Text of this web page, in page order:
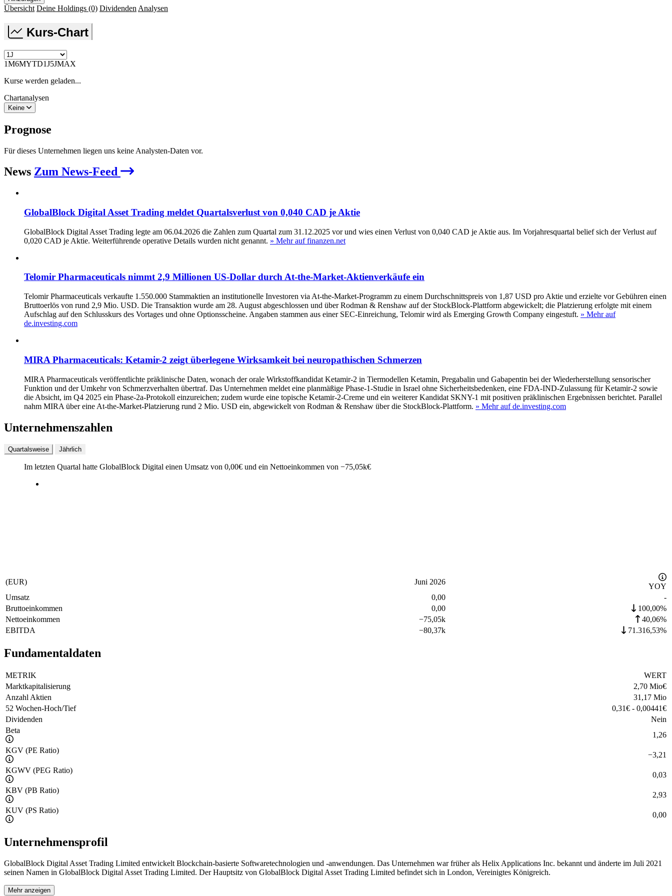
Übersicht Deine Holdings (0) Dividenden Analysen
Kurs-Chart
1M6MYTD1J5JMAX
Kurse werden geladen...
Chartanalysen
Keine
Prognose
Für dieses Unternehmen liegen uns keine Analysten-Daten vor.
News Zum News-Feed
GlobalBlock Digital Asset Trading meldet Quartalsverlust von 0,040 CAD je Aktie
GlobalBlock Digital Asset Trading legte am 06.04.2026 die Zahlen zum Quartal zum 31.12.2025 vor und wies einen Verlust von 0,040 CAD je Aktie aus. Im Vorjahresquartal belief sich der Verlust auf
0,020 CAD je Aktie. Weiterführende operative Details wurden nicht genannt. » Mehr auf finanzen.net
Telomir Pharmaceuticals nimmt 2,9 Millionen US-Dollar durch At‑the‑Market-Aktienverkäufe ein
Telomir Pharmaceuticals verkaufte 1.550.000 Stammaktien an institutionelle Investoren via At‑the‑Market‑Programm zu einem Durchschnittspreis von 1,87 USD pro Aktie und erzielte vor Gebühren einen
Bruttoerlös von rund 2,9 Mio. USD. Die Transaktion wurde am 28. August abgeschlossen und über Rodman & Renshaw auf der StockBlock‑Plattform abgewickelt; die Platzierung erfolgte mit einem
Aufschlag auf den Schlusskurs des Vortages und ohne Optionsscheine. Angaben stammen aus einer SEC‑Einreichung, Telomir wird als Emerging Growth Company eingestuft. » Mehr auf
de.investing.com
MIRA Pharmaceuticals: Ketamir-2 zeigt überlegene Wirksamkeit bei neuropathischen Schmerzen
MIRA Pharmaceuticals veröffentlichte präklinische Daten, wonach der orale Wirkstoffkandidat Ketamir-2 in Tiermodellen Ketamin, Pregabalin und Gabapentin bei der Wiederherstellung sensorischer
Funktion und der Umkehr von Schmerzverhalten übertraf. Das Unternehmen meldet eine planmäßige Phase‑1‑Studie in Israel ohne Sicherheitsbedenken, eine FDA‑IND‑Zulassung für Ketamir-2 sowie
die Absicht, im Q4 2025 ein Phase‑2a‑Protokoll einzureichen; zudem wurde eine topische Ketamir-2‑Creme und ein weiterer Kandidat SKNY-1 mit positiven präklinischen Ergebnissen berichtet. Parallel
nahm MIRA über eine At‑the‑Market‑Platzierung rund 2 Mio. USD ein, abgewickelt von Rodman & Renshaw über die StockBlock‑Plattform. » Mehr auf de.investing.com
Unternehmenszahlen
Quartalsweise Jährlich
Im letzten Quartal hatte GlobalBlock Digital einen Umsatz von 0,00€ und ein Nettoeinkommen von −75,05k€
(EUR) Juni 2026
YOY
Umsatz
0,00
-
Bruttoeinkommen
0,00
100,00%
Nettoeinkommen
−75,05k
40,06%
EBITDA
−80,37k 71.316,53%
Fundamentaldaten
METRIK
WERT
Marktkapitalisierung
2,70 Mio€
Anzahl Aktien
31,17 Mio
52 Wochen-Hoch/Tief
0,31€ - 0,00441€
Dividenden
Nein
Beta
1,26
KGV (PE Ratio)
−3,21
KGWV (PEG Ratio)
0,03
KBV (PB Ratio)
2,93
KUV (PS Ratio)
0,00
Unternehmensprofil
GlobalBlock Digital Asset Trading Limited entwickelt Blockchain-basierte Softwaretechnologien und -anwendungen. Das Unternehmen war früher als Helix Applications Inc. bekannt und änderte im Juli 2021
seinen Namen in GlobalBlock Digital Asset Trading Limited. Der Hauptsitz von GlobalBlock Digital Asset Trading Limited befindet sich in London, Vereinigtes Königreich.
Mehr anzeigen